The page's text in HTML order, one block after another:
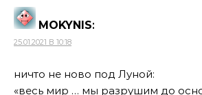
MOKYNIS:
25.01.2021 В 10:18
ничто не ново под Луной:
«весь мир … мы разрушим до